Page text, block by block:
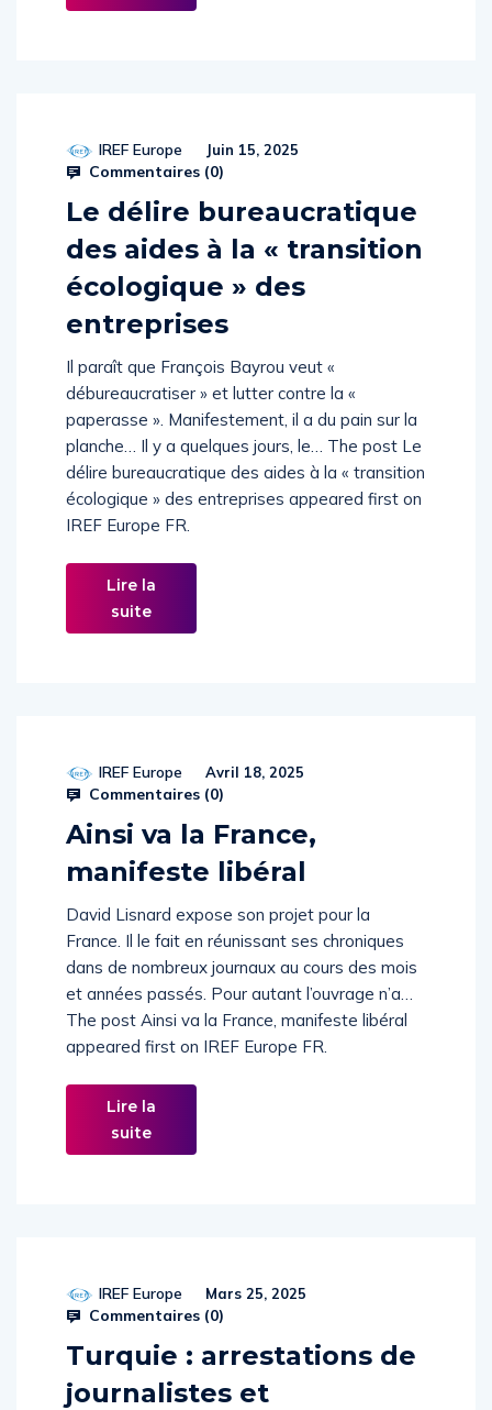
IREF Europe Juin 15, 2025
Commentaires (0)
Le délire bureaucratique
des aides à la « transition
écologique » des
entreprises
Il paraît que François Bayrou veut «
débureaucratiser » et lutter contre la «
paperasse ». Manifestement, il a du pain sur la
planche… Il y a quelques jours, le… The post Le
délire bureaucratique des aides à la « transition
écologique » des entreprises appeared first on
IREF Europe FR.
Lire la
suite
IREF Europe Avril 18, 2025
Commentaires (0)
Ainsi va la France,
manifeste libéral
David Lisnard expose son projet pour la
France. Il le fait en réunissant ses chroniques
dans de nombreux journaux au cours des mois
et années passés. Pour autant l’ouvrage n’a…
The post Ainsi va la France, manifeste libéral
appeared first on IREF Europe FR.
Lire la
suite
IREF Europe Mars 25, 2025
Commentaires (0)
Turquie : arrestations de
journalistes et